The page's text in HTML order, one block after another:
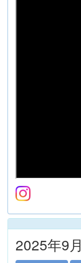
2025年9